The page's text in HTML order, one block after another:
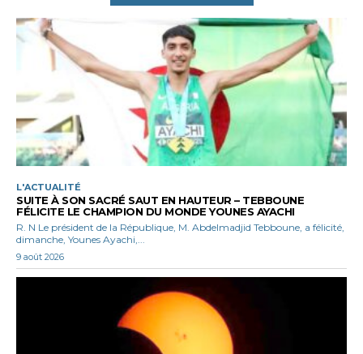
L'ACTUALITÉ
SUITE À SON SACRÉ SAUT EN HAUTEUR – TEBBOUNE
FÉLICITE LE CHAMPION DU MONDE YOUNES AYACHI
R. N Le président de la République, M. Abdelmadjid Tebboune, a félicité,
dimanche, Younes Ayachi,...
9 août 2026